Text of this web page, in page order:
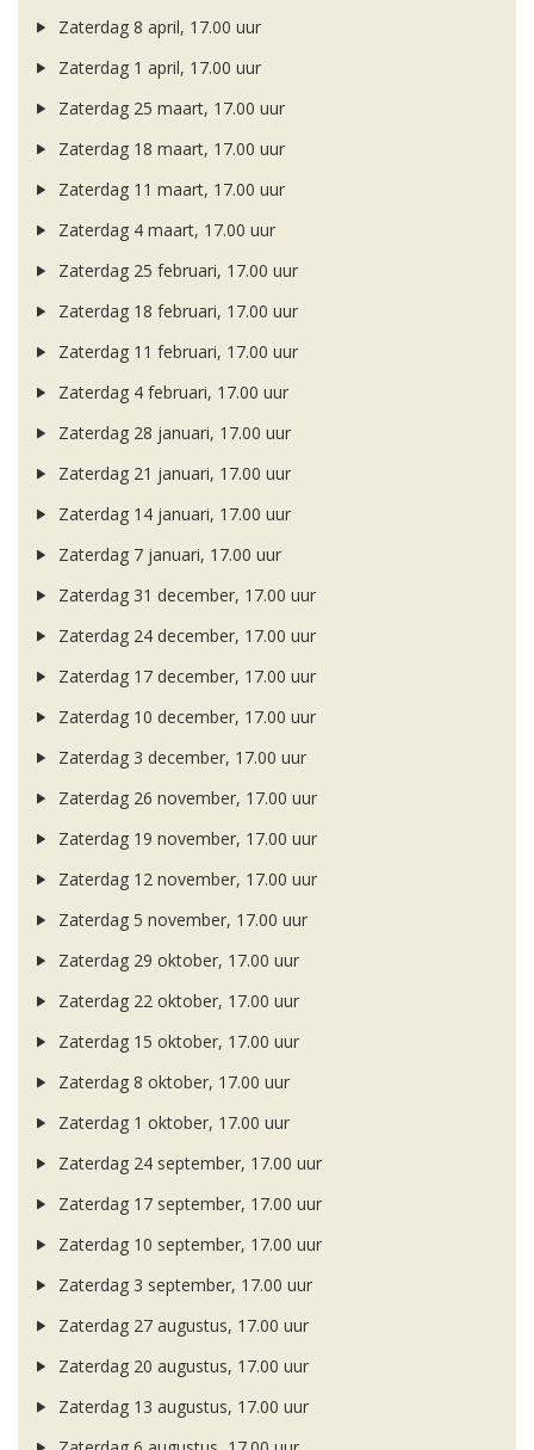
Zaterdag 8 april, 17.00 uur
Zaterdag 1 april, 17.00 uur
Zaterdag 25 maart, 17.00 uur
Zaterdag 18 maart, 17.00 uur
Zaterdag 11 maart, 17.00 uur
Zaterdag 4 maart, 17.00 uur
Zaterdag 25 februari, 17.00 uur
Zaterdag 18 februari, 17.00 uur
Zaterdag 11 februari, 17.00 uur
Zaterdag 4 februari, 17.00 uur
Zaterdag 28 januari, 17.00 uur
Zaterdag 21 januari, 17.00 uur
Zaterdag 14 januari, 17.00 uur
Zaterdag 7 januari, 17.00 uur
Zaterdag 31 december, 17.00 uur
Zaterdag 24 december, 17.00 uur
Zaterdag 17 december, 17.00 uur
Zaterdag 10 december, 17.00 uur
Zaterdag 3 december, 17.00 uur
Zaterdag 26 november, 17.00 uur
Zaterdag 19 november, 17.00 uur
Zaterdag 12 november, 17.00 uur
Zaterdag 5 november, 17.00 uur
Zaterdag 29 oktober, 17.00 uur
Zaterdag 22 oktober, 17.00 uur
Zaterdag 15 oktober, 17.00 uur
Zaterdag 8 oktober, 17.00 uur
Zaterdag 1 oktober, 17.00 uur
Zaterdag 24 september, 17.00 uur
Zaterdag 17 september, 17.00 uur
Zaterdag 10 september, 17.00 uur
Zaterdag 3 september, 17.00 uur
Zaterdag 27 augustus, 17.00 uur
Zaterdag 20 augustus, 17.00 uur
Zaterdag 13 augustus, 17.00 uur